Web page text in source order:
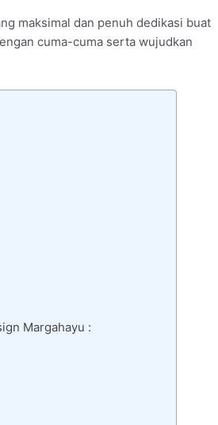
maksimal dan penuh dedikasi buat
cuma-cuma serta wujudkan
Margahayu :